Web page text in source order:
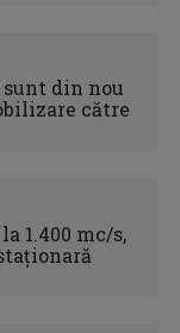
sunt din nou
către
1.400 mc/s,